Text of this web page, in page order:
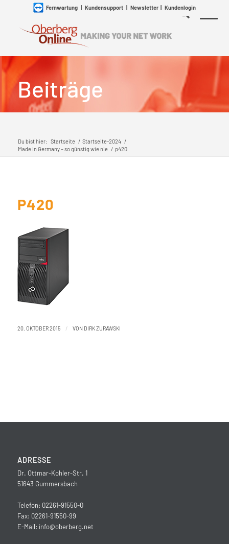
Fernwartung| Kundensupport| Newsletter| Kundenlogin
Beiträge
Du bist hier: Startseite / Startseite-2024 /
Made in Germany – so günstig wie nie / p420
P420
20. OKTOBER 2015 / VON DIRK ZURAWSKI
ADRESSE
Dr. Ottmar-Kohler-Str. 1
51643 Gummersbach
Telefon: 02261-91550-0
Fax: 02261-91550-99
E-Mail: info@oberberg.net